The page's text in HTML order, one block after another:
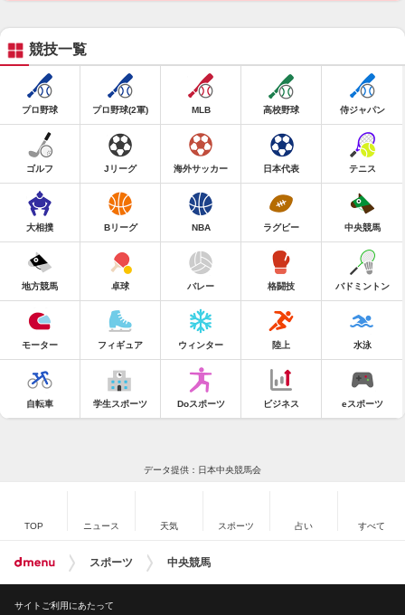
競技一覧
プロ野球 プロ野球(2軍) MLB 高校野球 侍ジャパン
ゴルフ Jリーグ 海外サッカー 日本代表 テニス
大相撲 Bリーグ NBA ラグビー 中央競馬
地方競馬 卓球 バレー 格闘技 バドミントン
モーター フィギュア ウィンター 陸上 水泳
自転車 学生スポーツ Doスポーツ ビジネス eスポーツ
データ提供：日本中央競馬会
TOP ニュース 天気 スポーツ 占い すべて
スポーツ 中央競馬
サイトご利用にあたって